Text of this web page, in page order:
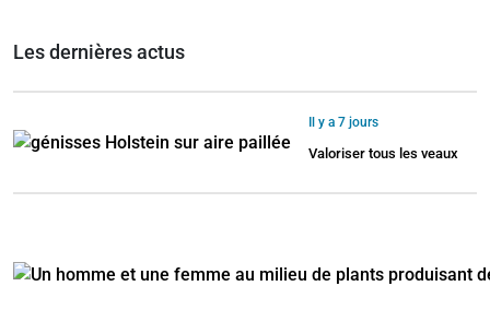
Les dernières actus
Il y a 7 jours
Valoriser tous les veaux